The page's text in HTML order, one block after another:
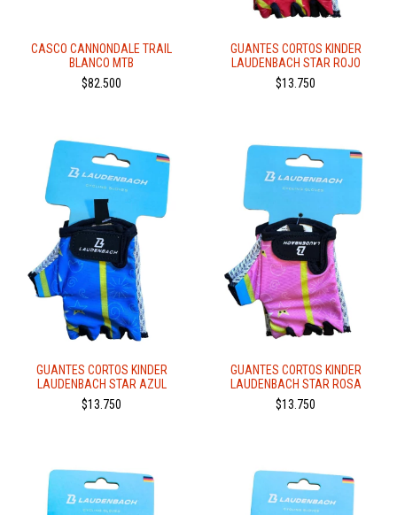
CASCO CANNONDALE TRAIL
BLANCO MTB
$82.500
GUANTES CORTOS KINDER
LAUDENBACH STAR ROJO
$13.750
GUANTES CORTOS KINDER
LAUDENBACH STAR AZUL
$13.750
GUANTES CORTOS KINDER
LAUDENBACH STAR ROSA
$13.750